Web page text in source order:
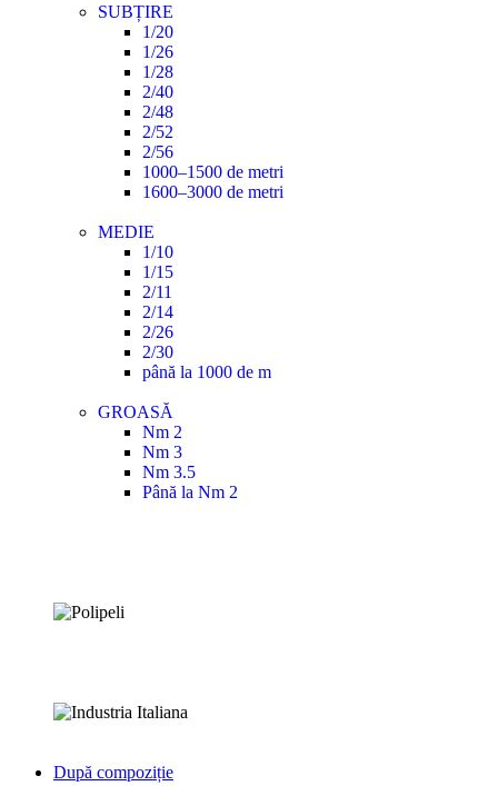
SUBȚIRE
1/20
1/26
1/28
2/40
2/48
2/52
2/56
1000–1500 de metri
1600–3000 de metri
MEDIE
1/10
1/15
2/11
2/14
2/26
2/30
până la 1000 de m
GROASĂ
Nm 2
Nm 3
Nm 3.5
Până la Nm 2
După compoziție